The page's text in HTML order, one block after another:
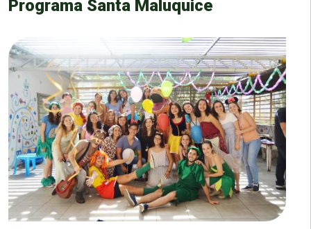
Programa Santa Maluquice